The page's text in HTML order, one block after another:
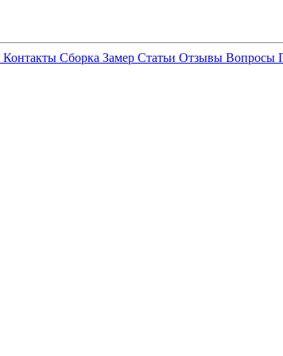
Контакты Сборка Замер Статьи Отзывы Вопросы